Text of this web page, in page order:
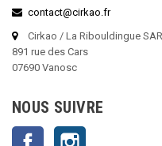
contact@cirkao.fr
Cirkao / La Ribouldingue
891 rue des Cars
07690 Vanosc
NOUS SUIVRE
Facebook